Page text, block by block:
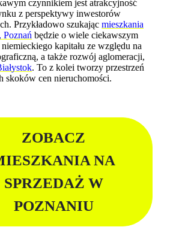
czynnikiem jest atrakcyjność
z perspektywy inwestorów
Przykładowo szukającmieszkania
Poznań będzie o wiele ciekawszym
kapitału ze względu na
a także rozwój aglomeracji,
. To z kolei tworzy przestrzeń
skoków cen nieruchomości.
ZOBACZ
NA
SPRZEDAŻ W
POZNANIU